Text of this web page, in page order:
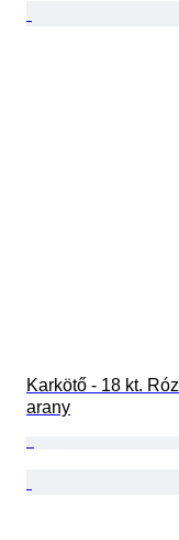
Karkötő - 18 kt.
arany